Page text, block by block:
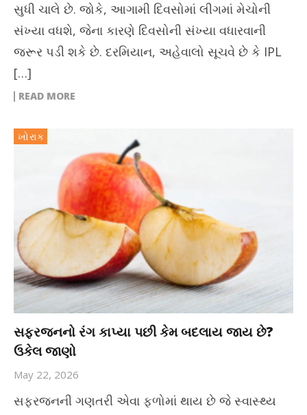
સુધી ચાલે છે. જોકે, આગામી દિવસોમાં લીગમાં મેચોની
સંખ્યા વધશે, જેના કારણે દિવસોની સંખ્યા વધારવાની
જરૂર પડી શકે છે. દરમિયાન, અહેવાલો સૂચવે છે કે IPL
[…]
READ MORE
ખોરાક
સફરજનનો રંગ કાપ્યા પછી કેમ બદલાય જાય છે?
ઉકેલ જાણો
May 22, 2026
સફરજનની ગણતરી એવા ફળોમાં થાય છે જે સ્વાસ્થ્ય